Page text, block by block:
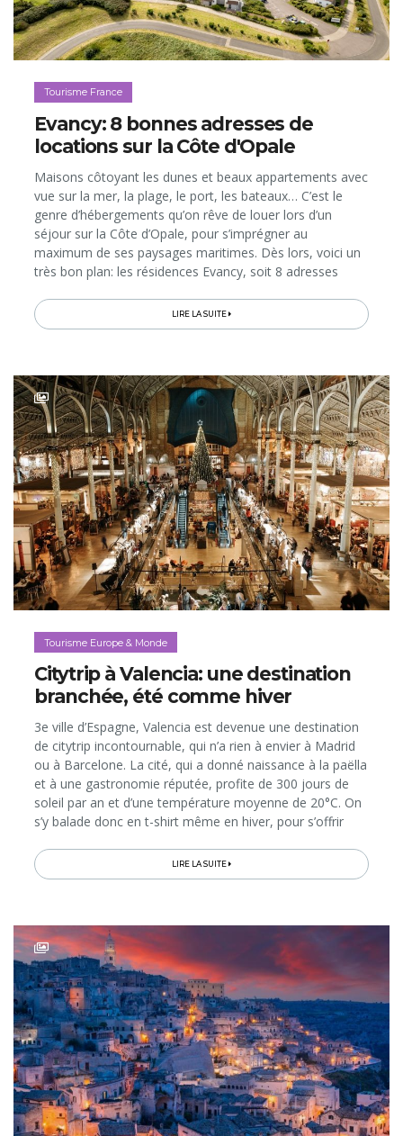
Tourisme France
Evancy: 8 bonnes adresses de
locations sur la Côte d'Opale
Maisons côtoyant les dunes et beaux appartements avec
vue sur la mer, la plage, le port, les bateaux… C’est le
genre d’hébergements qu’on rêve de louer lors d’un
séjour sur la Côte d’Opale, pour s’imprégner au
maximum de ses paysages maritimes. Dès lors, voici un
très bon plan: les résidences Evancy, soit 8 adresses
une situation...
LIRE LA SUITE
Tourisme Europe & Monde
Citytrip à Valencia: une destination
branchée, été comme hiver
3e ville d’Espagne, Valencia est devenue une destination
de citytrip incontournable, qui n’a rien à envier à Madrid
ou à Barcelone. La cité, qui a donné naissance à la paëlla
et à une gastronomie réputée, profite de 300 jours de
soleil par an et d’une température moyenne de 20°C. On
s’y balade donc en t-shirt même en hiver, pour s’offrir
LIRE LA SUITE